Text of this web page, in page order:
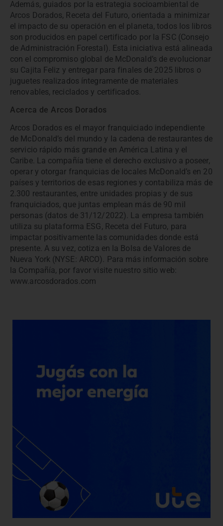
Además, guiados por la estrategia socioambiental de
Arcos Dorados, Receta del Futuro, orientada a minimizar
el impacto de su operación en el planeta, todos los libros
son producidos en papel certificado por la FSC (Consejo
de Administración Forestal). Esta iniciativa está alineada
con el compromiso global de McDonald’s de evolucionar
su Cajita Feliz y entregar para finales de 2025 libros o
juguetes realizados íntegramente de materiales
renovables, reciclados y certificados.
Acerca de Arcos Dorados
Arcos Dorados es el mayor franquiciado independiente
de McDonald’s del mundo y la cadena de restaurantes de
servicio rápido más grande en América Latina y el
Caribe. La compañía tiene el derecho exclusivo a poseer,
operar y otorgar franquicias de locales McDonald’s en 20
países y territorios de esas regiones y contabiliza más de
2.300 restaurantes, entre unidades propias y de sus
franquiciados, que juntas emplean más de 90 mil
personas (datos de 31/12/2022). La empresa también
utiliza su plataforma ESG, Receta del Futuro, para
impactar positivamente las comunidades donde está
presente. A su vez, cotiza en la Bolsa de Valores de
Nueva York (NYSE: ARCO). Para más información sobre
la Compañía, por favor visite nuestro sitio web:
www.arcosdorados.com